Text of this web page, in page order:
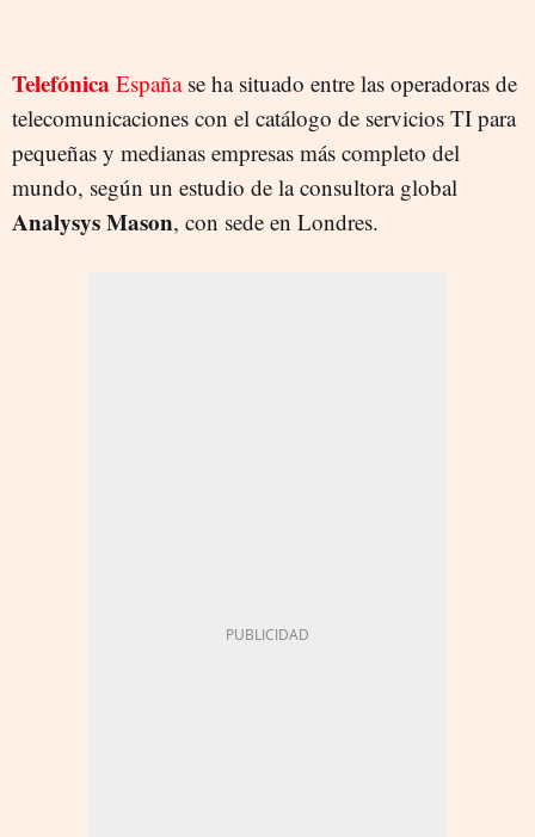
Telefónica Españase ha situado entre las operadoras de
telecomunicaciones con el catálogo de servicios TI para
pequeñas y medianas empresas más completo del
mundo, según un estudio de la consultora global
Analysys Mason, con sede en Londres.